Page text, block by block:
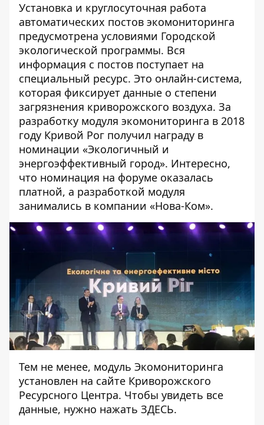
Установка и круглосуточная работа
автоматических постов экомониторинга
предусмотрена условиями Городской
экологической программы. Вся
информация с постов поступает на
специальный ресурс. Это онлайн-система,
которая фиксирует данные о степени
загрязнения криворожского воздуха. За
разработку модуля экомониторинга в 2018
году Кривой Рог получил награду в
номинации «Экологичный и
энергоэффективный город». Интересно,
что номинация на форуме оказалась
платной, а разработкой модуля
занимались в компании «Нова-Ком».
Тем не менее, модуль Экомониторинга
установлен на сайте Криворожского
Ресурсного Центра. Чтобы увидеть все
данные, нужно нажать ЗДЕСЬ.